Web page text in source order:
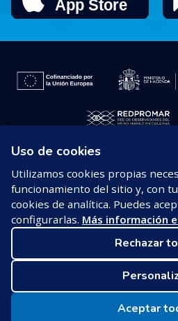
© 2026
Aviso legal
Política de
Política de
Configurar
Uso de cookies
Utilizamos cookies propias
funcionamiento del sitio y, con
cookies de analítica. Puedes
configurarlas. Más información
Rechazar
Aceptar